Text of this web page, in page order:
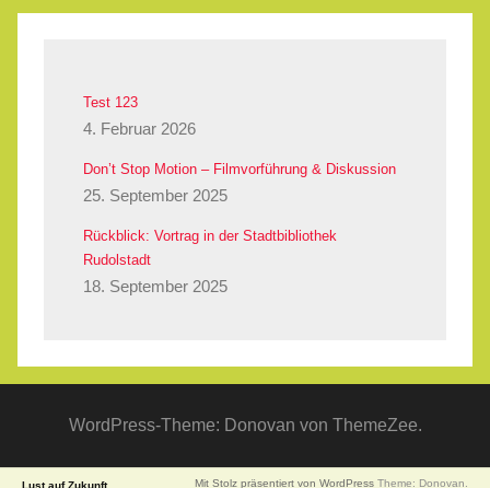
Test 123
4. Februar 2026
Don’t Stop Motion – Filmvorführung & Diskussion
25. September 2025
Rückblick: Vortrag in der Stadtbibliothek
Rudolstadt
18. September 2025
WordPress-Theme: Donovan von ThemeZee.
Lust auf Zukunft Mit Stolz präsentiert von WordPress Theme: Donovan.